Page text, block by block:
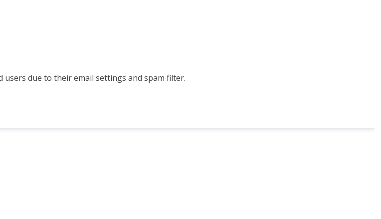
users due to their email settings and spam filter.